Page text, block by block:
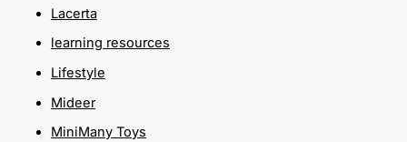
Lacerta
learning resources
Lifestyle
Mideer
MiniMany Toys